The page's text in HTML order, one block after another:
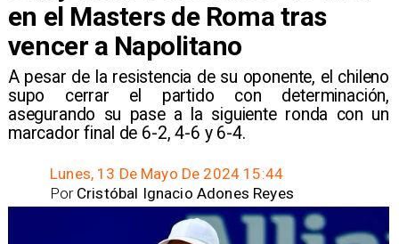
en el Masters de Roma tras
vencer a Napolitano
​A pesar de la resistencia de su oponente, el chileno
supo cerrar el partido con determinación,
asegurando su pase a la siguiente ronda con un
marcador final de 6-2, 4-6 y 6-4.
Lunes, 13 De Mayo De 2024 15:44
Cristóbal Ignacio Adones Reyes
Por